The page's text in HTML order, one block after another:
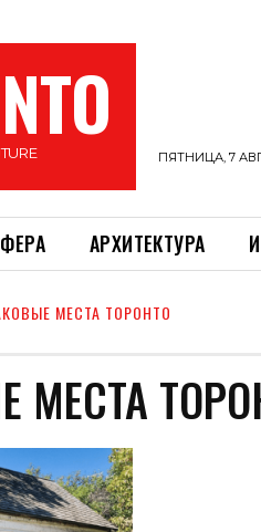
ПЯТНИЦА, 7
АРХИТЕКТУРА
МЕСТА ТОРОНТО
МЕСТА